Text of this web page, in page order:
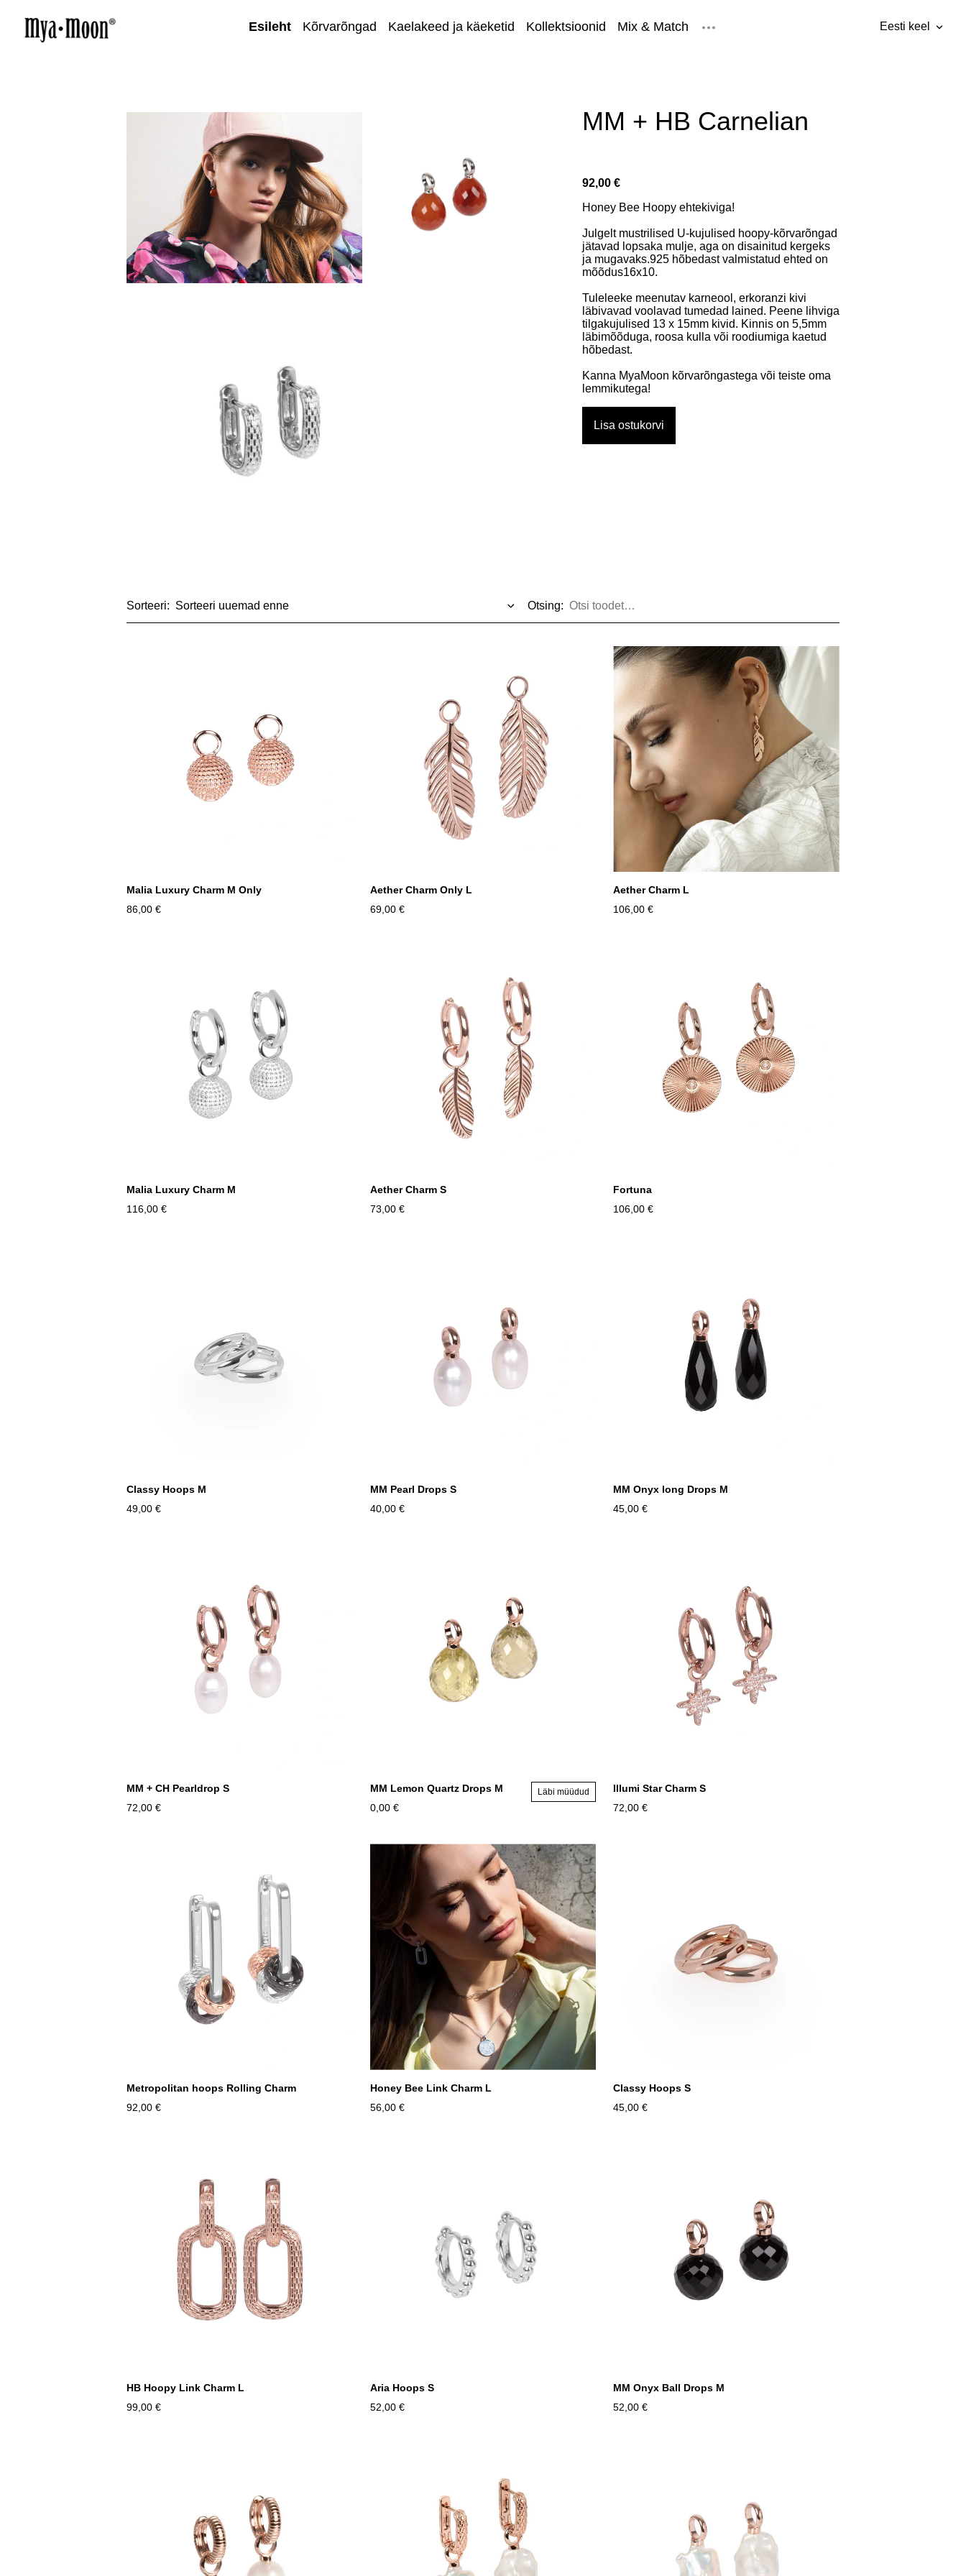
Esileht Kõrvarõngad Kaelakeed ja käeketid Kollektsioonid Mix & Match Eesti keel
MM + HB Carnelian
92,00 €
Honey Bee Hoopy ehtekiviga!
Julgelt mustrilised U-kujulised hoopy-kõrvarõngad
jätavad lopsaka mulje, aga on disainitud kergeks
ja mugavaks.925 hõbedast valmistatud ehted on
mõõdus16x10.
Tuleleeke meenutav karneool, erkoranzi kivi
läbivavad voolavad tumedad lained. Peene lihviga
tilgakujulised 13 x 15mm kivid. Kinnis on 5,5mm
läbimõõduga, roosa kulla või roodiumiga kaetud
hõbedast.
Kanna MyaMoon kõrvarõngastega või teiste oma
lemmikutega!
Lisa ostukorvi
Sorteeri: Otsing:
Malia Luxury Charm M Only
86,00 €
Aether Charm Only L
69,00 €
Aether Charm L
106,00 €
Malia Luxury Charm M
116,00 €
Aether Charm S
73,00 €
Fortuna
106,00 €
Classy Hoops M
49,00 €
MM Pearl Drops S
40,00 €
MM Onyx long Drops M
45,00 €
MM + CH Pearldrop S
72,00 €
MM Lemon Quartz Drops M
0,00 €
Läbi müüdud
Illumi Star Charm S
72,00 €
Metropolitan hoops Rolling Charm
92,00 €
Honey Bee Link Charm L
56,00 €
Classy Hoops S
45,00 €
HB Hoopy Link Charm L
99,00 €
Aria Hoops S
52,00 €
MM Onyx Ball Drops M
52,00 €